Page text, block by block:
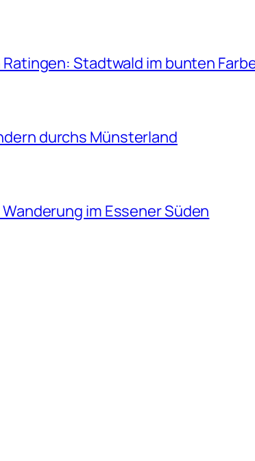
Stadtwald im bunten
durchs Münsterland
im Essener Süden